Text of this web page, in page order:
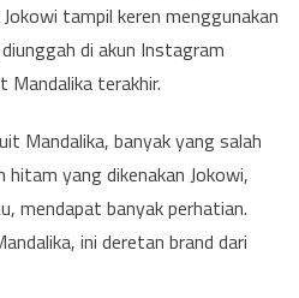
tampil keren menggunakan
di akun Instagram
Mandalika terakhir.
Mandalika, banyak yang salah
yang dikenakan Jokowi,
mendapat banyak perhatian.
ini deretan brand dari